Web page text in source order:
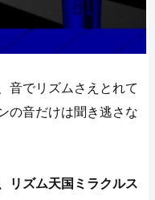
音でリズムさえとれて
の音だけは聞き逃さな
リズム天国ミラクルス